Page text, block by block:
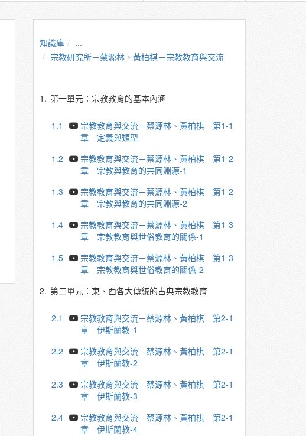
知識庫
...
宗教研究所－蔡源林、黃柏棋－宗教教育與交流
1. 第一單元：宗教教育的基本內涵
1.1
宗教教育與交流－蔡源林、黃柏棋 第1-1
章 定義與類型
1.2
宗教教育與交流－蔡源林、黃柏棋 第1-2
章 宗教與教育的共同淵源-1
1.3
宗教教育與交流－蔡源林、黃柏棋 第1-2
章 宗教與教育的共同淵源-2
1.4
宗教教育與交流－蔡源林、黃柏棋 第1-3
章 宗教教育與世俗教育的關係-1
1.5
宗教教育與交流－蔡源林、黃柏棋 第1-3
章 宗教教育與世俗教育的關係-2
2. 第二單元：東、西各大傳統的古典宗教教育
2.1
宗教教育與交流－蔡源林、黃柏棋 第2-1
章 伊斯蘭教-1
2.2
宗教教育與交流－蔡源林、黃柏棋 第2-1
章 伊斯蘭教-2
2.3
宗教教育與交流－蔡源林、黃柏棋 第2-1
章 伊斯蘭教-3
2.4
宗教教育與交流－蔡源林、黃柏棋 第2-1
章 伊斯蘭教-4